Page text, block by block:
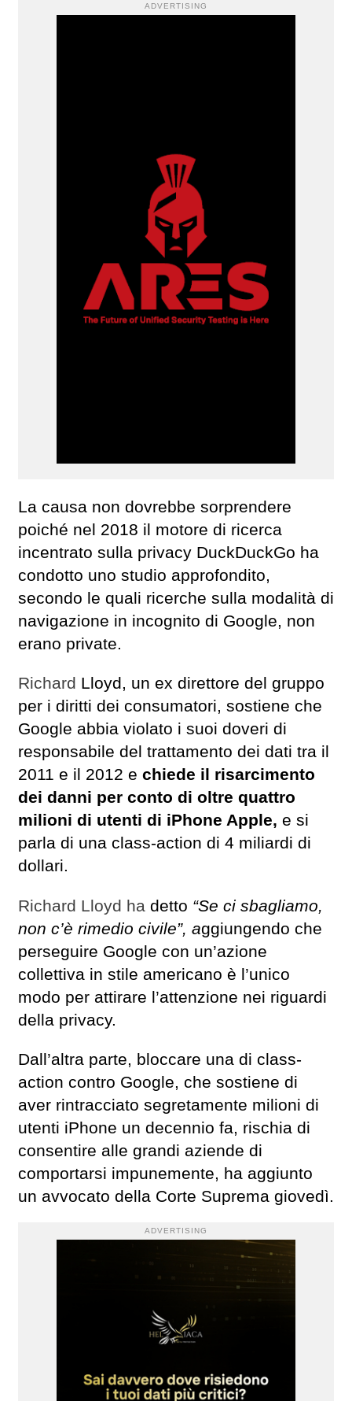
ADVERTISING
La causa non dovrebbe sorprendere
poiché nel 2018 il motore di ricerca
incentrato sulla privacy DuckDuckGo ha
condotto uno studio approfondito,
secondo le quali ricerche sulla modalità di
navigazione in incognito di Google, non
erano private.
Richard Lloyd, un ex direttore del gruppo
per i diritti dei consumatori, sostiene che
Google abbia violato i suoi doveri di
responsabile del trattamento dei dati tra il
2011 e il 2012 e chiede il risarcimento
dei danni per conto di oltre quattro
milioni di utenti di iPhone Apple, e si
parla di una class-action di 4 miliardi di
dollari.
Richard Lloyd ha detto “Se ci sbagliamo,
non c’è rimedio civile”, aggiungendo che
perseguire Google con un’azione
collettiva in stile americano è l’unico
modo per attirare l’attenzione nei riguardi
della privacy.
Dall’altra parte, bloccare una di class-
action contro Google, che sostiene di
aver rintracciato segretamente milioni di
utenti iPhone un decennio fa, rischia di
consentire alle grandi aziende di
comportarsi impunemente, ha aggiunto
un avvocato della Corte Suprema giovedì.
ADVERTISING